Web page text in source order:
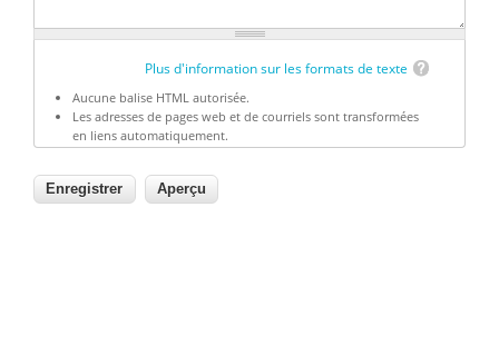
Plus d'information sur les formats de texte
Aucune balise HTML autorisée.
Les adresses de pages web et de courriels sont transformées
en liens automatiquement.